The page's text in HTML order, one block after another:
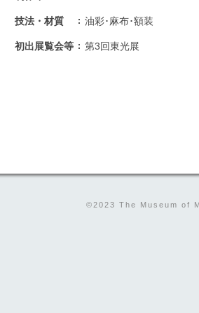
技法・材質 油彩･麻布･額装
初出展覧会等 第3回東光展
©2023 The Museum of